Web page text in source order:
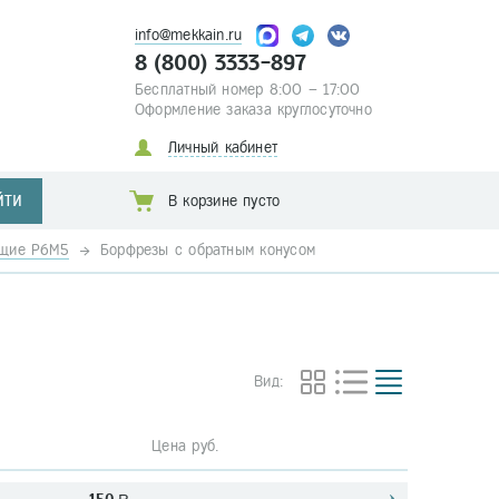
info@mekkain.ru
8 (800) 3333-897
Бесплатный номер 8:00 – 17:00
Оформление заказа круглосуточно
Личный кабинет
В корзине пусто
Р6М5 Борфрезы с обратным конусом
Вид:
Цена руб.